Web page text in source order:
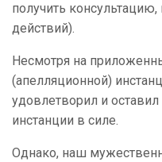
получить
действий).
Несмотря на
(апелляционной)
удовлетворил и
инстанции в силе.
Однако, наш